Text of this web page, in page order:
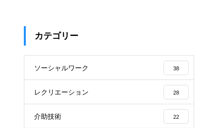
カテゴリー
ソーシャルワーク 38
レクリエーション 28
介助技術 22